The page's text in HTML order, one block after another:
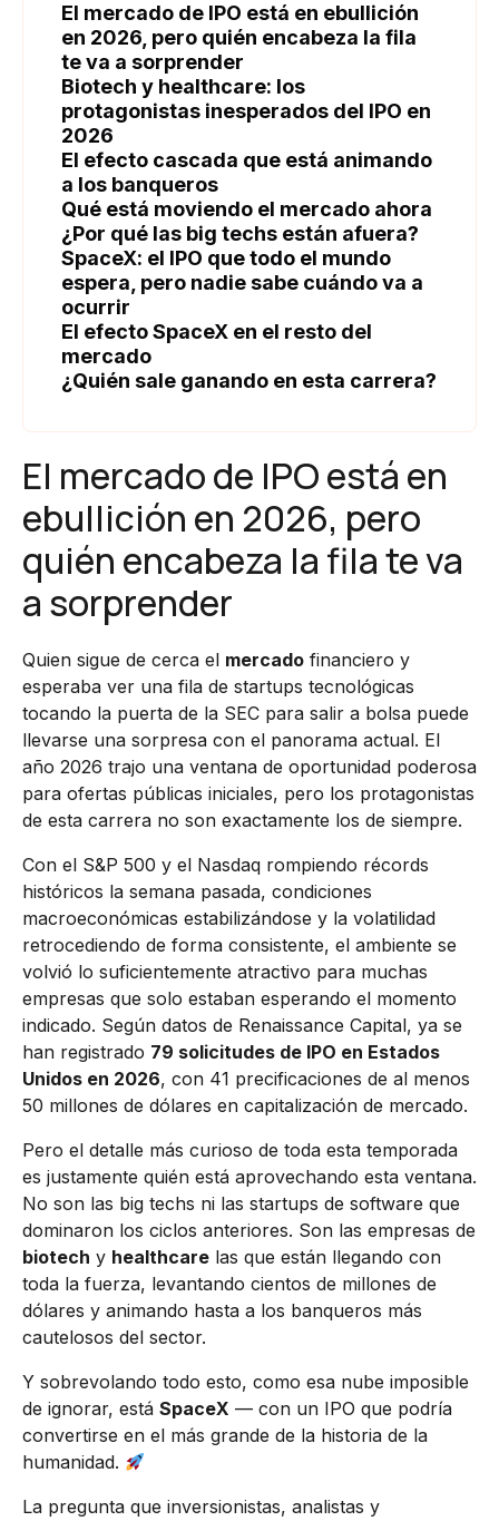
El mercado de IPO está en ebullición
en 2026, pero quién encabeza la fila
te va a sorprender
Biotech y healthcare: los
protagonistas inesperados del IPO en
2026
El efecto cascada que está animando
a los banqueros
Qué está moviendo el mercado ahora
¿Por qué las big techs están afuera?
SpaceX: el IPO que todo el mundo
espera, pero nadie sabe cuándo va a
ocurrir
El efecto SpaceX en el resto del
mercado
¿Quién sale ganando en esta carrera?
El mercado de IPO está en
ebullición en 2026, pero
quién encabeza la fila te va
a sorprender
Quien sigue de cerca el mercado financiero y
esperaba ver una fila de startups tecnológicas
tocando la puerta de la SEC para salir a bolsa puede
llevarse una sorpresa con el panorama actual. El
año 2026 trajo una ventana de oportunidad poderosa
para ofertas públicas iniciales, pero los protagonistas
de esta carrera no son exactamente los de siempre.
Con el S&P 500 y el Nasdaq rompiendo récords
históricos la semana pasada, condiciones
macroeconómicas estabilizándose y la volatilidad
retrocediendo de forma consistente, el ambiente se
volvió lo suficientemente atractivo para muchas
empresas que solo estaban esperando el momento
indicado. Según datos de Renaissance Capital, ya se
han registrado 79 solicitudes de IPO en Estados
Unidos en 2026, con 41 precificaciones de al menos
50 millones de dólares en capitalización de mercado.
Pero el detalle más curioso de toda esta temporada
es justamente quién está aprovechando esta ventana.
No son las big techs ni las startups de software que
dominaron los ciclos anteriores. Son las empresas de
biotech y healthcare las que están llegando con
toda la fuerza, levantando cientos de millones de
dólares y animando hasta a los banqueros más
cautelosos del sector.
Y sobrevolando todo esto, como esa nube imposible
de ignorar, está SpaceX — con un IPO que podría
convertirse en el más grande de la historia de la
humanidad.
La pregunta que inversionistas, analistas y